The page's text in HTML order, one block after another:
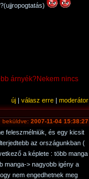
árnyék?Nekem nincs
új | válasz erre | moderátor
beküldve: 2007-11-04 15:38:27
feleszmélniük, és egy kicsit
az országunkban (
a képlete : több manga
manga-> nagyobb igény a
nem engedhetnek meg